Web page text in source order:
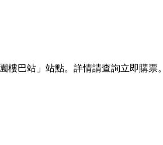
樓巴站」站點。詳情請查詢立即購票。